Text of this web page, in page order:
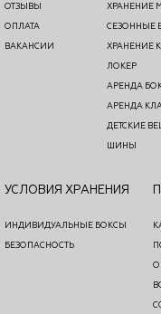
ОТЗЫВЫ
ОПЛАТА
ВАКАНСИИ
ХРАНЕНИЕ
СЕЗОННЫЕ
ХРАНЕНИЕ
ЛОКЕР
АРЕНДА
АРЕНДА
ДЕТСКИЕ
ШИНЫ
УСЛОВИЯ ХРАНЕНИЯ
ИНДИВИДУАЛЬНЫЕ БОКСЫ
БЕЗОПАСНОСТЬ